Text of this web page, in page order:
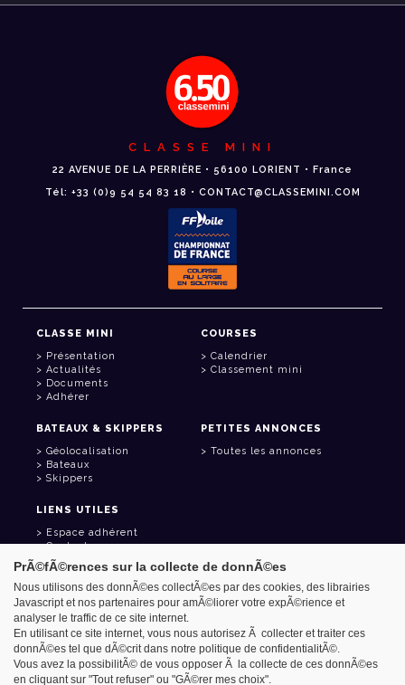
CLASSE MINI
22 AVENUE DE LA PERRIÈRE • 56100 LORIENT • France
Tél: +33 (0)9 54 54 83 18 • CONTACT@CLASSEMINI.COM
CLASSE MINI
Présentation
Actualités
Documents
Adhérer
COURSES
Calendrier
Classement mini
BATEAUX & SKIPPERS
Géolocalisation
Bateaux
Skippers
PETITES ANNONCES
Toutes les annonces
LIENS UTILES
Espace adhérent
Contact
Carnet d'adresses
Goodies
Azimut - Créateur de solutions numériques
Mentions légales
PrÃ©fÃ©rences sur la collecte de donnÃ©es
Nous utilisons des donnÃ©es collectÃ©es par des cookies, des librairies
Javascript et nos partenaires pour amÃ©liorer votre expÃ©rience et
analyser le traffic de ce site internet.
En utilisant ce site internet, vous nous autorisez Ã collecter et traiter ces
donnÃ©es tel que dÃ©crit dans notre politique de confidentialitÃ©.
Vous avez la possibilitÃ© de vous opposer Ã la collecte de ces donnÃ©es
en cliquant sur "Tout refuser" ou "GÃ©rer mes choix".